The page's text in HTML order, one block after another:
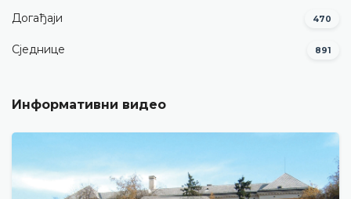
Догађаји 470
Сједнице 891
Информативни видео